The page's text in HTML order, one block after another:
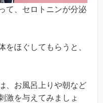
て、セロトニンが分泌
をほぐしてもらうと、
、お風呂上りや朝など
激を与えてみましょ